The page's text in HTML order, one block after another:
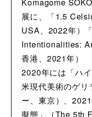
Komagome
展に、「1.5
USA、2022年）
Intentionalities:
香港、2021年）
2020年には「ハ
米現代美術のゲリ
ー、東京）、
擬態」（The 5th